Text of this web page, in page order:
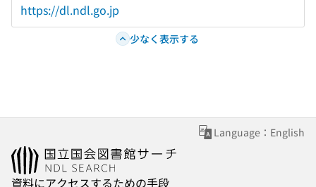
https://dl.ndl.go.jp
少なく表示する
Language：English
資料にアクセスするための手段